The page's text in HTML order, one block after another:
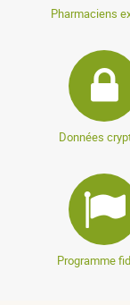
Pharmaciens
Données
Programme